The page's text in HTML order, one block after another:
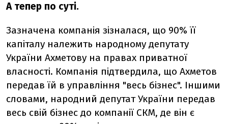
А тепер по суті.
Зазначена компанія зізналася, що 90% її
капіталу належить народному депутату
України Ахметову на правах приватної
власності. Компанія підтвердила, що Ахметов
передав їй в управління "весь бізнес". Іншими
словами, народний депутат України передав
весь свій бізнес до компанії СКМ, де він є